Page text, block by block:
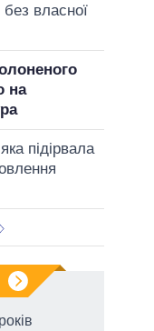
власної
на
підірвала